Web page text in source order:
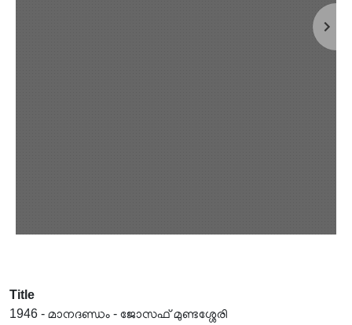
Title
1946 - മാനദണ്ഡം - ജോസഫ് മുണ്ടശ്ശേരി